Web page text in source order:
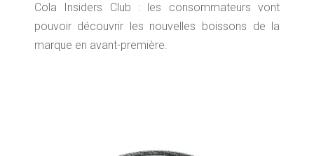
Cola Insiders Club : les consommateurs vont
pouvoir découvrir les nouvelles boissons de la
marque en avant-première.